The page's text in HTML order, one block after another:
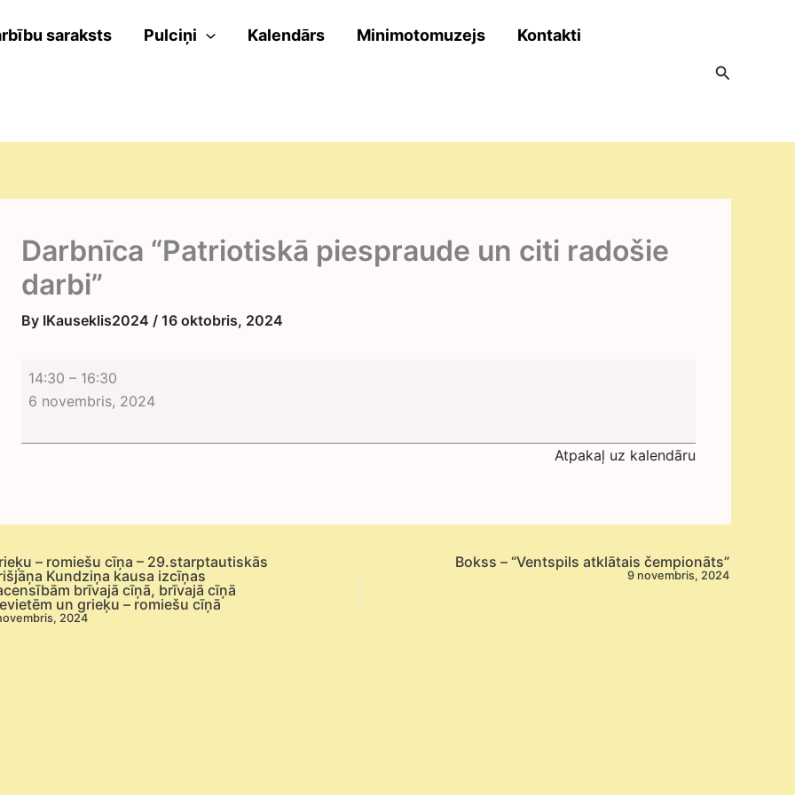
saraksts Pulciņi Kalendārs Minimotomuzejs Kontakti
Search
Darbnīca “Patriotiskā piespraude un citi radošie
darbi”
By IKauseklis2024 / 16 oktobris, 2024
Darbnīca
“Patriotiskā
un
14:30 – 16:30
6 novembris, 2024
Atpakaļ uz kalendāru
– romiešu cīņa – 29.starptautiskās
Kundziņa kausa izcīņas
brīvajā cīņā, brīvajā cīņā
un grieķu – romiešu cīņā
2024
Bokss – “Ventspils atklātais čempionāts”
9 novembris, 2024